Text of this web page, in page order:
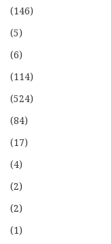
(146)
(5)
(6)
(114)
(524)
(84)
(17)
(4)
(2)
(2)
(1)